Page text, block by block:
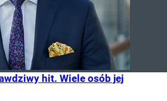
hit. Wiele osób jej